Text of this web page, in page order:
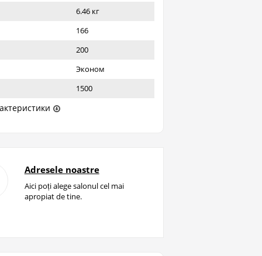
6.46 кг
166
200
Эконом
1500
Adresele noastre
Aici poți alege salonul cel mai
apropiat de tine.